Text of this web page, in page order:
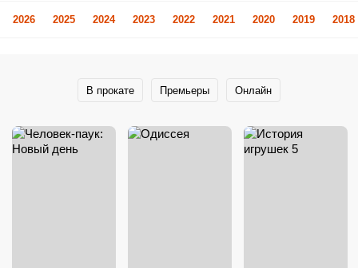
2026 2025 2024 2023 2022 2021 2020 2019 2018
В прокате Премьеры Онлайн